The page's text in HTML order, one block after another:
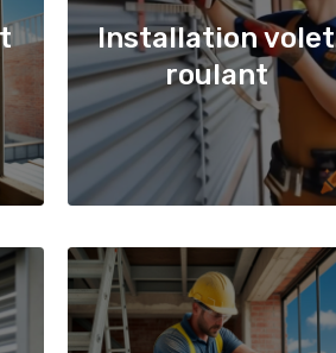
Installation volet
roulant